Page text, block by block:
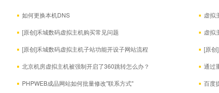
如何更换本机DNS 虚拟
[原创]禾城数码虚拟主机购买常见问题 虚拟
[原创]禾城数码虚拟主机子站功能开设子网站流程 [原创
北京机房虚拟主机被强制开启了360跳转怎么办？ 通过
PHPWEB成品网站如何批量修改"联系方式" 百度